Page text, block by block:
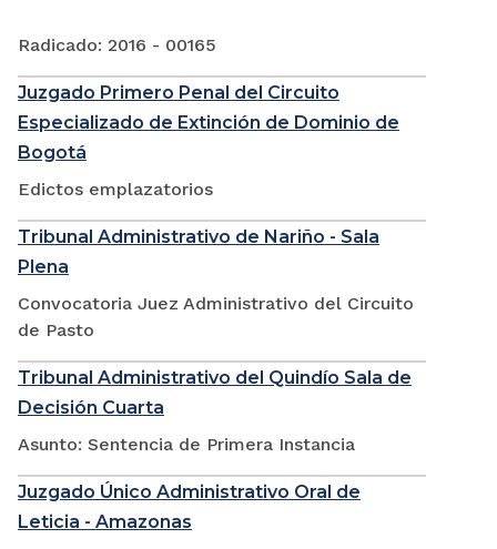
Radicado: 2016 - 00165
Juzgado Primero Penal del Circuito
Especializado de Extinción de Dominio de
Bogotá
Edictos emplazatorios
Tribunal Administrativo de Nariño - Sala
Plena
Convocatoria Juez Administrativo del Circuito
de Pasto
Tribunal Administrativo del Quindío Sala de
Decisión Cuarta
Asunto: Sentencia de Primera Instancia
Juzgado Único Administrativo Oral de
Leticia - Amazonas